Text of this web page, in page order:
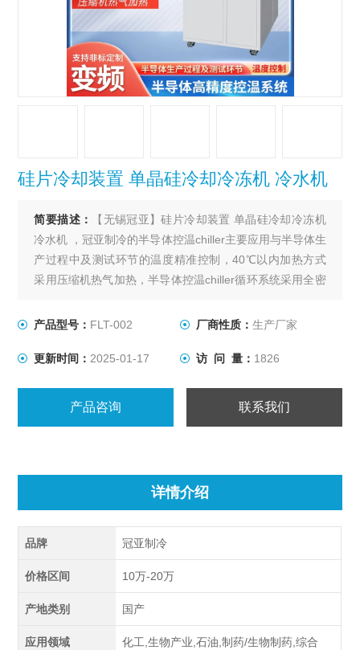
硅片冷却装置 单晶硅冷却冷冻机 冷水机
简要描述：
【无锡冠亚】硅片冷却装置 单晶硅冷却冷冻机
冷水机 ，冠亚制冷的半导体控温chiller主要应用与半导体生
产过程中及测试环节的温度精准控制，40℃以内加热方式
采用压缩机热气加热，半导体控温chiller循环系统采用全密
机。
产品型号： FLT-002 厂商性质： 生产厂家
更新时间： 2025-01-17 访 问 量： 1826
产品咨询 联系我们
详情介绍
品牌 冠亚制冷
价格区间 10万-20万
产地类别 国产
应用领域 化工,生物产业,石油,制药/生物制药,综合